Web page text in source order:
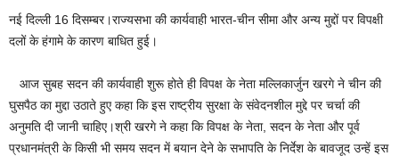
नई दिल्ली 16 दिसम्बर।राज्‍यसभा की कार्यवाही भारत-चीन सीमा और अन्‍य मुद्दों पर विपक्षी
दलों के हंगामे के कारण बाधित हुई।
आज सुबह सदन की कार्यवाही शुरू होते ही विपक्ष के नेता मल्लिकार्जुन खरगे ने चीन की
घुसपैठ का मुद्दा उठाते हुए कहा कि इस राष्‍ट्रीय सुरक्षा के संवेदनशील मुद्दे पर चर्चा की
अनुमति दी जानी चाहिए।श्री खरगे ने कहा कि विपक्ष के नेता, सदन के नेता और पूर्व
प्रधानमंत्री के किसी भी समय सदन में बयान देने के सभापति के निर्देश के बावजूद उन्हें इस